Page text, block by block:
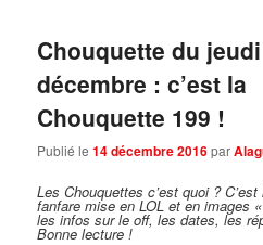
Chouquette du
décembre : c’est la
Chouquette 199 !
Publié le14 décembre 2016par
Les Chouquettes c’est quoi ?
fanfare mise en LOL et en images
les infos sur le off, les dates, les
Bonne lecture !